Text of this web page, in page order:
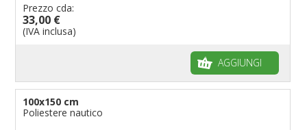
Prezzo cda:
33,00 €
(IVA inclusa)
AGGIUNGI
100x150 cm
Poliestere nautico